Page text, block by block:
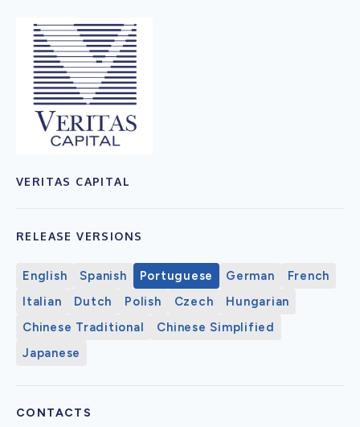
VERITAS CAPITAL
RELEASE VERSIONS
English Spanish Portuguese German
French
Italian
Dutch Polish Czech
Hungarian
Chinese Traditional
Chinese Simplified
Japanese
CONTACTS